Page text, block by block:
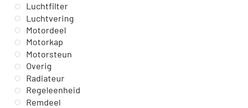
Luchtfilter
Luchtvering
Motordeel
Motorkap
Motorsteun
Overig
Radiateur
Regeleenheid
Remdeel